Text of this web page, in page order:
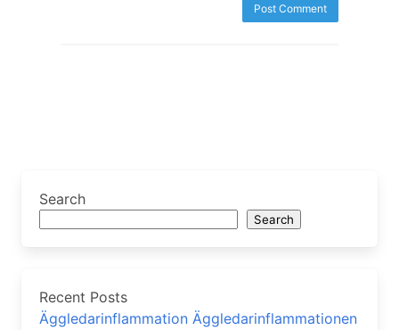
Search
Search
Recent Posts
Äggledarinflammation Äggledarinflammationen